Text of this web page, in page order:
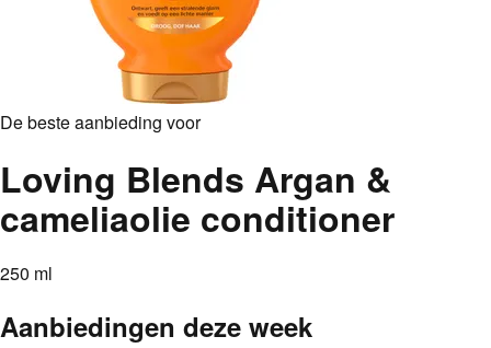
De beste aanbieding voor
Loving Blends Argan &
cameliaolie conditioner
250 ml
Aanbiedingen deze week